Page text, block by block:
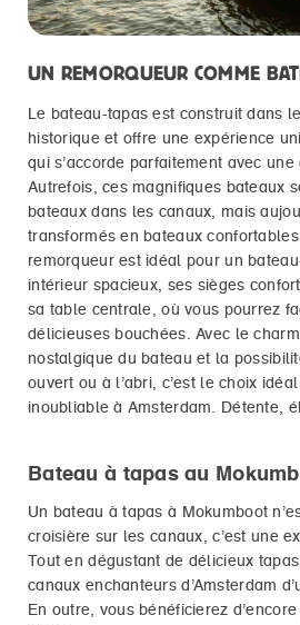
UN REMORQUEUR COMME
Le bateau-tapas est construit dans
historique et offre une expérience
qui s’accorde parfaitement avec
Autrefois, ces magnifiques bateaux
bateaux dans les canaux, mais
transformés en bateaux
remorqueur est idéal pour un
intérieur spacieux, ses sièges
sa table centrale, où vous pourrez
délicieuses bouchées. Avec le
nostalgique du bateau et la
ouvert ou à l’abri, c’est le choix
inoubliable à Amsterdam. Détente,
Bateau à tapas au
Un bateau à tapas à Mokumboot
croisière sur les canaux, c’est une
Tout en dégustant de délicieux
canaux enchanteurs d’Amsterdam
En outre, vous bénéficierez